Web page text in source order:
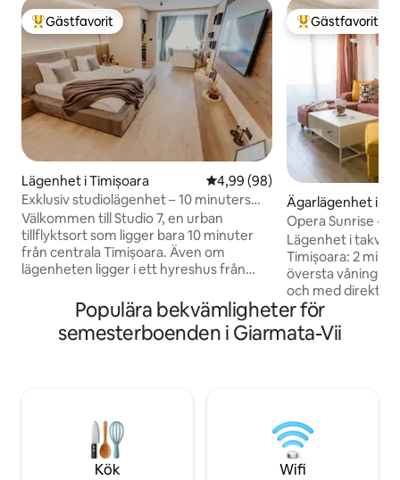
Populär gästfavorit
Gästfavorit
Lägenhet i Timișoara 4,99 av 5 i genomsnittligt
4,99 (98)
Exklusiv studiolägenhet – 10 minuters
promenad till centrum
Välkommen till Studio 7, en urban
tillflyktsort som ligger bara 10 minuter
från centrala Timișoara. Även om
lägenheten ligger i ett hyreshus från
moderna inredningen med sin eleganta
och noggrant genomtänkta design, där
modern komfort smälter harmoniskt
extra komfort. Ett idealiskt ställe för att
utforska staden och koppla av i en
förstklassig miljö.
Populär
Gästfavorit
Ägarlägenhet i
Opera Sunrise ·
Ljust och tyst
Lägenhet i
Timișoara: 2
översta
och med direkt
katedralen från köket.
genomtänkt
soffa,
familjer eller
ett centralt, lugnt
personlighet.
Populära bekvämligheter för
semesterboenden i Giarmata-Vii
Kök Wifi